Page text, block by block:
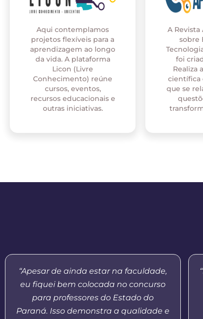
Aqui contemplamos
projetos flexíveis para a
aprendizagem ao longo
da vida. A plataforma
Licon (Livre
Conhecimento) reúne
cursos, eventos,
recursos educacionais e
outras iniciativas.
A
sobre
foi
Realiza
científica
que se
“Apesar de ainda estar na faculdade,
eu fiquei bem colocada no concurso
para professores do Estado do
Paraná. Isso demonstra a qualidade e